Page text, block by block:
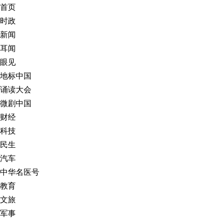
首页
时政
新闻
耳闻
眼见
地标中国
诵读大会
微剧中国
财经
科技
民生
汽车
中华名医号
教育
文旅
军事